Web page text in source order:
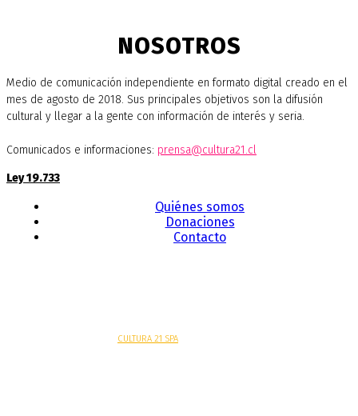
NOSOTROS
Medio de comunicación independiente en formato digital creado en el
mes de agosto de 2018. Sus principales objetivos son la difusión
cultural y llegar a la gente con información de interés y seria.
Comunicados e informaciones: prensa@cultura21.cl
Ley 19.733
Quiénes somos
Donaciones
Contacto
CULTURA 21 SPA